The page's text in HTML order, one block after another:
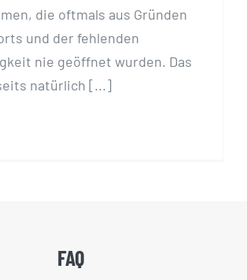
die oftmals aus Gründen
und der fehlenden
nie geöffnet wurden. Das
natürlich [...]
FAQ